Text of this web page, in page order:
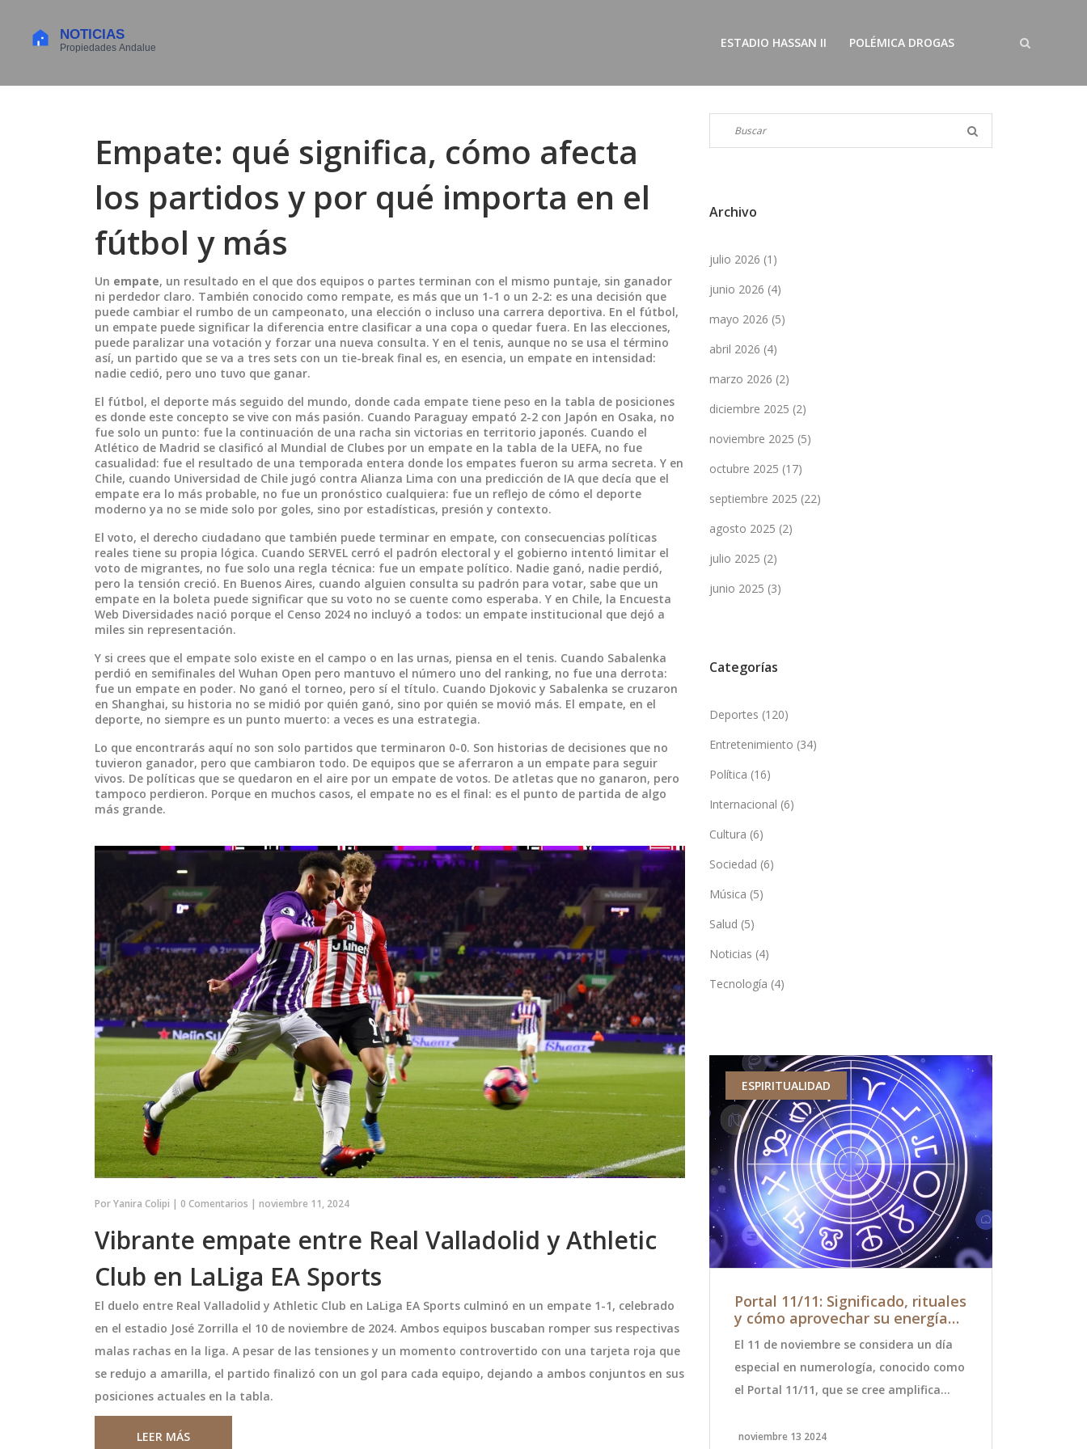
ESTADIO HASSAN II POLÉMICA DROGAS
Empate: qué significa, cómo afecta
los partidos y por qué importa en el
fútbol y más
Un empate, un resultado en el que dos equipos o partes terminan con el mismo puntaje, sin ganador
ni perdedor claro. También conocido como rempate, es más que un 1-1 o un 2-2: es una decisión que
puede cambiar el rumbo de un campeonato, una elección o incluso una carrera deportiva. En el fútbol,
un empate puede significar la diferencia entre clasificar a una copa o quedar fuera. En las elecciones,
puede paralizar una votación y forzar una nueva consulta. Y en el tenis, aunque no se usa el término
así, un partido que se va a tres sets con un tie-break final es, en esencia, un empate en intensidad:
nadie cedió, pero uno tuvo que ganar.
El fútbol, el deporte más seguido del mundo, donde cada empate tiene peso en la tabla de posiciones
es donde este concepto se vive con más pasión. Cuando Paraguay empató 2-2 con Japón en Osaka, no
fue solo un punto: fue la continuación de una racha sin victorias en territorio japonés. Cuando el
Atlético de Madrid se clasificó al Mundial de Clubes por un empate en la tabla de la UEFA, no fue
casualidad: fue el resultado de una temporada entera donde los empates fueron su arma secreta. Y en
Chile, cuando Universidad de Chile jugó contra Alianza Lima con una predicción de IA que decía que el
empate era lo más probable, no fue un pronóstico cualquiera: fue un reflejo de cómo el deporte
moderno ya no se mide solo por goles, sino por estadísticas, presión y contexto.
El voto, el derecho ciudadano que también puede terminar en empate, con consecuencias políticas
reales tiene su propia lógica. Cuando SERVEL cerró el padrón electoral y el gobierno intentó limitar el
voto de migrantes, no fue solo una regla técnica: fue un empate político. Nadie ganó, nadie perdió,
pero la tensión creció. En Buenos Aires, cuando alguien consulta su padrón para votar, sabe que un
empate en la boleta puede significar que su voto no se cuente como esperaba. Y en Chile, la Encuesta
Web Diversidades nació porque el Censo 2024 no incluyó a todos: un empate institucional que dejó a
miles sin representación.
Y si crees que el empate solo existe en el campo o en las urnas, piensa en el tenis. Cuando Sabalenka
perdió en semifinales del Wuhan Open pero mantuvo el número uno del ranking, no fue una derrota:
fue un empate en poder. No ganó el torneo, pero sí el título. Cuando Djokovic y Sabalenka se cruzaron
en Shanghai, su historia no se midió por quién ganó, sino por quién se movió más. El empate, en el
deporte, no siempre es un punto muerto: a veces es una estrategia.
Lo que encontrarás aquí no son solo partidos que terminaron 0-0. Son historias de decisiones que no
tuvieron ganador, pero que cambiaron todo. De equipos que se aferraron a un empate para seguir
vivos. De políticas que se quedaron en el aire por un empate de votos. De atletas que no ganaron, pero
tampoco perdieron. Porque en muchos casos, el empate no es el final: es el punto de partida de algo
más grande.
PorYanira Colipi | 0 Comentarios | noviembre 11, 2024
Vibrante empate entre Real Valladolid y Athletic
Club en LaLiga EA Sports
El duelo entre Real Valladolid y Athletic Club en LaLiga EA Sports culminó en un empate 1-1, celebrado
en el estadio José Zorrilla el 10 de noviembre de 2024. Ambos equipos buscaban romper sus respectivas
malas rachas en la liga. A pesar de las tensiones y un momento controvertido con una tarjeta roja que
se redujo a amarilla, el partido finalizó con un gol para cada equipo, dejando a ambos conjuntos en sus
posiciones actuales en la tabla.
LEER MÁS
Archivo
julio 2026 (1)
junio 2026 (4)
mayo 2026 (5)
abril 2026 (4)
marzo 2026 (2)
diciembre 2025 (2)
noviembre 2025 (5)
octubre 2025 (17)
septiembre 2025 (22)
agosto 2025 (2)
julio 2025 (2)
junio 2025 (3)
Categorías
Deportes (120)
Entretenimiento (34)
Política (16)
Internacional (6)
Cultura (6)
Sociedad (6)
Música (5)
Salud (5)
Noticias (4)
Tecnología (4)
detalles
y los famosos
DEPORTES
Dani Carvajal: Temporada
histórica y dominación en la
Eurocopa
Dani Carvajal, defensor del Real Madrid,
ha cerrado una temporada inolvidable al
proclamarse campeón de Europa por
emblemático estadio de Wembley,
julio 15 2024
DEPORTES
Colombia afronta duelos claves
ante Perú y Argentina en las
Eliminatorias CONMEBOL 2025
La selección colombiana se juega buena
parte de sus opciones al Mundial con
ESPIRITUALIDAD
Portal 11/11: Significado, rituales
y cómo aprovechar su energía
El 11 de noviembre se considera un día
especial en numerología, conocido como
el Portal 11/11, que se cree amplifica
crecimiento personal. Este día se asocia
noviembre 13 2024